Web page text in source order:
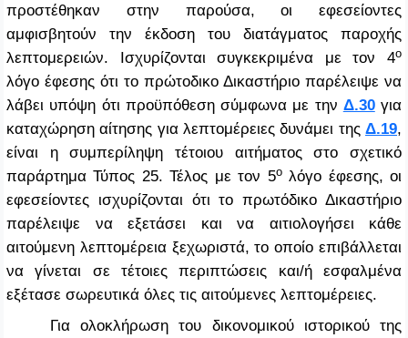
προστέθηκαν στην παρούσα, οι εφεσείοντες
αμφισβητούν την έκδοση του διατάγματος παροχής
λεπτομερειών. Ισχυρίζονται συγκεκριμένα με τον 4ο
λόγο έφεσης ότι το πρώτοδικο Δικαστήριο παρέλειψε να
λάβει υπόψη ότι προϋπόθεση σύμφωνα με την Δ.30για
καταχώρηση αίτησης για λεπτομέρειες δυνάμει της Δ.19,
είναι η συμπερίληψη τέτοιου αιτήματος στο σχετικό
παράρτημα Τύπος 25. Τέλος με τον 5ολόγο έφεσης, οι
εφεσείοντες ισχυρίζονται ότι το πρωτόδικο Δικαστήριο
παρέλειψε να εξετάσει και να αιτιολογήσει κάθε
αιτούμενη λεπτομέρεια ξεχωριστά, το οποίο επιβάλλεται
να γίνεται σε τέτοιες περιπτώσεις και/ή εσφαλμένα
εξέτασε σωρευτικά όλες τις αιτούμενες λεπτομέρειες.
Για ολοκλήρωση του δικονομικού ιστορικού της